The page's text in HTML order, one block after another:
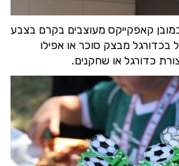
קאפקייקס מעוצבים בקרם בצבע
מבצק סוכר או אפילו
כדורגל או שחקנים.